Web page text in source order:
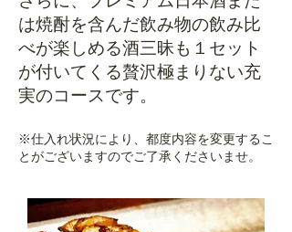
は焼酎を含んだ飲み物の飲み比
べが楽しめる酒三昧も１セット
が付いてくる贅沢極まりない充
実のコースです。
​※仕入れ状況により、都度内容を変更するこ
とがございますのでご了承くださいませ。